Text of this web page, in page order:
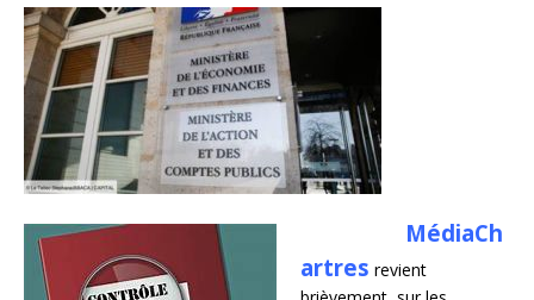
MédiaCh
artres revient